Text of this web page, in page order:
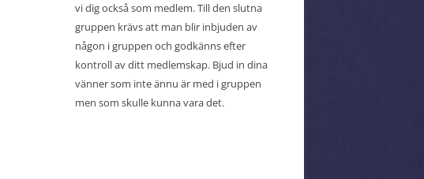
vi dig också som medlem. Till den slutna
gruppen krävs att man blir inbjuden av
någon i gruppen och godkänns efter
kontroll av ditt medlemskap. Bjud in dina
vänner som inte ännu är med i gruppen
men som skulle kunna vara det.